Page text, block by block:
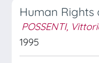
Human Rights
POSSENTI,
1995